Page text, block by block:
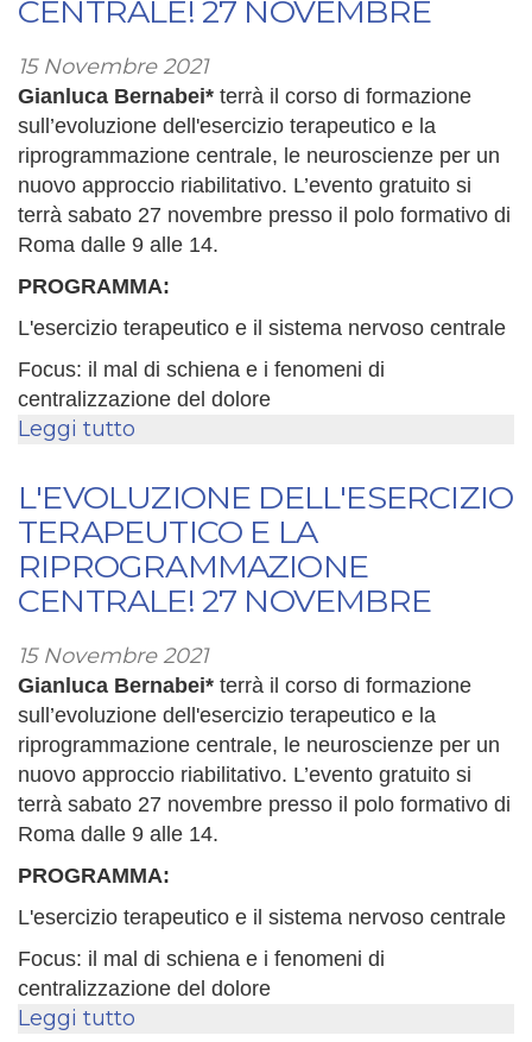
SVILUPPO
CENTRALE! 27 NOVEMBRE
15 Novembre 2021
Gianluca Bernabei* terrà il corso di formazione
sull’evoluzione dell'esercizio terapeutico e la
riprogrammazione centrale, le neuroscienze per un
nuovo approccio riabilitativo. L’evento gratuito si
terrà sabato 27 novembre presso il polo formativo di
Roma dalle 9 alle 14.
PROGRAMMA:
L'esercizio terapeutico e il sistema nervoso centrale
Focus: il mal di schiena e i fenomeni di
centralizzazione del dolore
Leggi tutto
dell'esercizio
terapeutico
e
la
riprogrammazione
27
novembre
L'EVOLUZIONE DELL'ESERCIZIO
TERAPEUTICO E LA
RIPROGRAMMAZIONE
CENTRALE! 27 NOVEMBRE
15 Novembre 2021
Gianluca Bernabei* terrà il corso di formazione
sull’evoluzione dell'esercizio terapeutico e la
riprogrammazione centrale, le neuroscienze per un
nuovo approccio riabilitativo. L’evento gratuito si
terrà sabato 27 novembre presso il polo formativo di
Roma dalle 9 alle 14.
PROGRAMMA:
L'esercizio terapeutico e il sistema nervoso centrale
Focus: il mal di schiena e i fenomeni di
centralizzazione del dolore
Leggi tutto